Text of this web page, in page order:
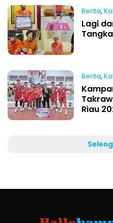
Berita,
Lagi
Berita,
2025
Riau